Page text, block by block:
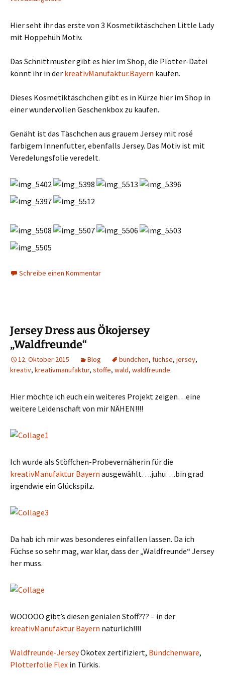
Hier seht ihr das erste von 3 Kosmetiktäschchen Little Lady
mit Hoppehüh Motiv.
Das Schnittmuster gibt es hier im Shop, die Plotter-Datei
könnt ihr in der kreativManufaktur.Bayern kaufen.
Dieses Kosmetiktäschchen gibt es in Kürze hier im Shop in
einer wundervollen Geschenkbox zu kaufen.
Genäht ist das Täschchen aus grauem Jersey mit rosé
farbigem Innenfutter, ebenfalls Jersey. Das Motiv ist mit
Veredelungsfolie veredelt.
Schreibe einen Kommentar
Jersey Dress aus Ökojersey
„Waldfreunde“
12. Oktober 2015 Blog bündchen, füchse, jersey,
kreativ, kreativmanufaktur, stoffe, wald, waldfreunde
Hier möchte ich euch ein weiteres Projekt zeigen…eine
weitere Leidenschaft von mir NÄHEN!!!!
Ich wurde als Stöffchen-Probevernäherin für die
kreativManufaktur Bayern ausgewählt….juhu….bin grad
irgendwie ein Glückspilz.
Da hab ich mir was besonderes einfallen lassen. Da ich
Füchse so sehr mag, war klar, dass der „Waldfreunde“ Jersey
her muss.
WOOOOO gibt’s diesen genialen Stoff??? – in der
kreativManufaktur Bayern natürlich!!!!
Waldfreunde-JerseyÖkotex zertifiziert, Bündchenware,
Plotterfolie Flex in Türkis.